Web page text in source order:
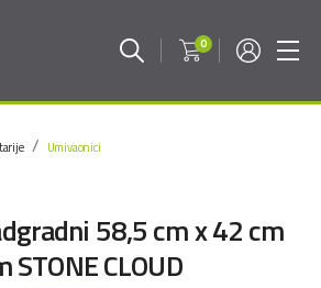
0
Umivaonici
58,5 cm x 42 cm
CLOUD